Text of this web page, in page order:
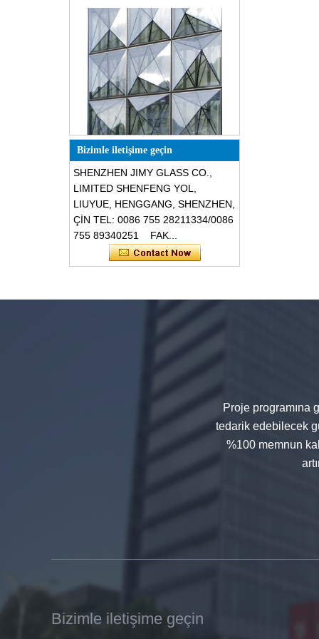
Özel tasarım üçgen şekli yapısal
ses geçirmez paramparça
dayanıklı cam cepheler
Güvenlik 8mm koyu gri temperli
cam, darbeye dayanıklı siyah renk
dekoratif cam 8mm
Bizimle iletişime geçin
SHENZHEN JIMY GLASS CO.,
LIMITED SHENFENG YOL,
LIUYUE, HENGGANG, SHENZHEN,
ÇİN TEL: 0086 755 28211334/0086
755 89340251 FAK...
Proje programına
tedarik edebilecek
%100 memnun
Bizimle iletişime geçin